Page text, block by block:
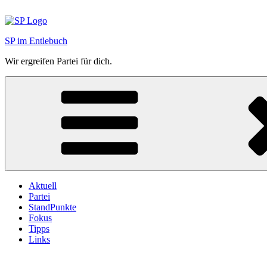
Inhalt
SP im Entlebuch
Wir ergreifen Partei für dich.
Aktuell
Partei
StandPunkte
Fokus
Tipps
Links